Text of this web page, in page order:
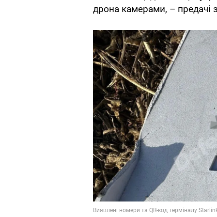
дрона камерами, – предачі